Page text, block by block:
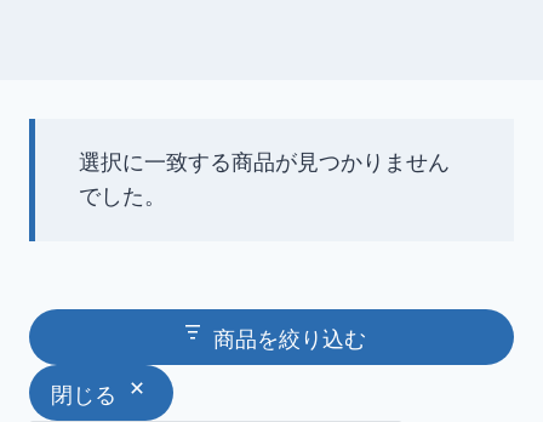
選択に一致する商品が見つかりません
でした。
商品を絞り込む
閉じる